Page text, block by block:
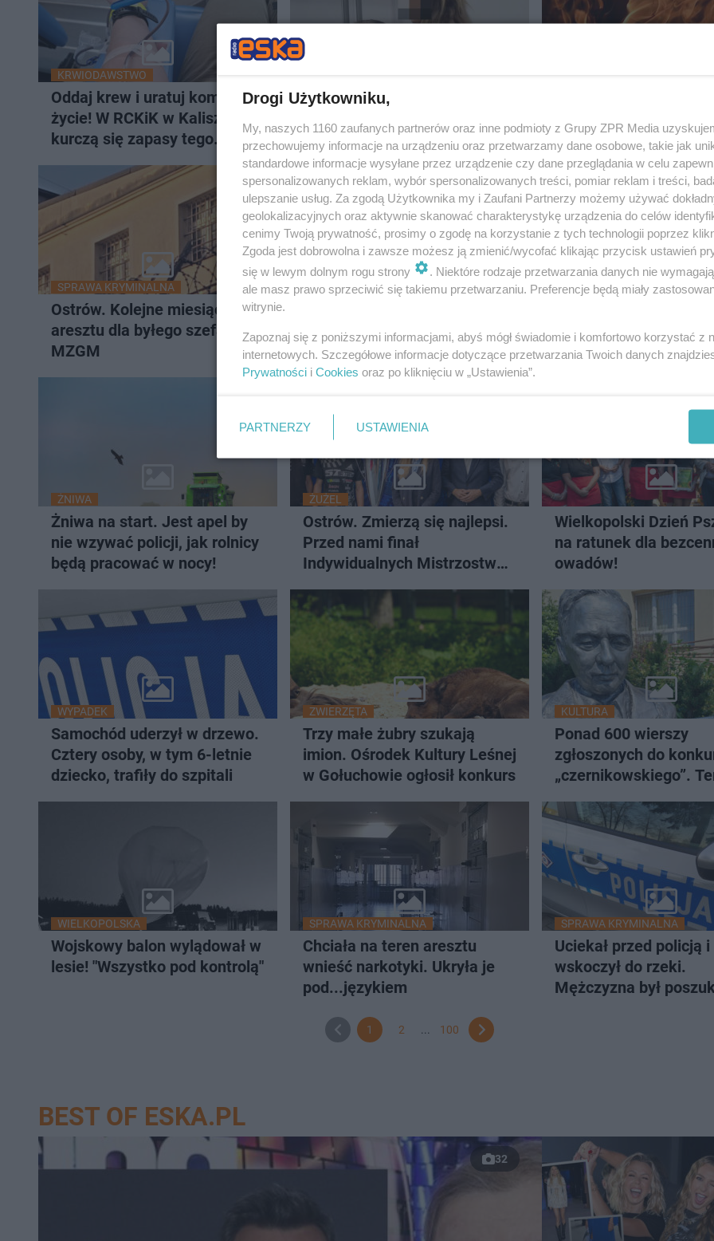
KRWIODAWSTWO
Oddaj krew i uratuj komuś
życie! W RCKiK w Kaliszu
kurczą się zapasy tego
Zabiła partnera nożem. Sąd
zdecydował ws. Klaudii K.
domu
SPRAWA KRYMINALNA
Ostrów. Kolejne miesiące
aresztu dla byłego szefa
MZGM
INWESTYCJE
drogę w Gostycznie
POLICJA
zgubił się w Polsce.
na obwodnicy
ŻNIWA
Żniwa na start. Jest apel by
nie wzywać policji, jak rolnicy
będą pracować w nocy!
ŻUŻEL
Ostrów. Zmierzą się najlepsi.
Przed nami finał
Indywidualnych Mistrzostw
Wielkopolski Dzień
na ratunek dla bezcennych
owadów!
WYPADEK
Samochód uderzył w drzewo.
Cztery osoby, w tym 6-letnie
dziecko, trafiły do szpitali
ZWIERZĘTA
Trzy małe żubry szukają
imion. Ośrodek Kultury Leśnej
w Gołuchowie ogłosił konkurs
KULTURA
Ponad 600 wierszy
zgłoszonych do
„czernikowskiego”.
WIELKOPOLSKA
Wojskowy balon wylądował w
lesie! "Wszystko pod kontrolą"
SPRAWA KRYMINALNA
Chciała na teren aresztu
wnieść narkotyki. Ukryła je
pod...językiem
SPRAWA KRYMINALNA
Uciekał przed policją i
wskoczył do rzeki.
Mężczyzna był
1 2 100
BEST OF ESKA.PL
32
Drogi Użytkowniku,
My, naszych 1160 zaufanych partnerów oraz inne podmioty z Grupy ZPR Media
przechowujemy informacje na urządzeniu oraz przetwarzamy dane osobowe, takie jak
standardowe informacje wysyłane przez urządzenie czy dane przeglądania w celu
spersonalizowanych reklam, wybór spersonalizowanych treści, pomiar reklam i treści,
ulepszanie usług. Za zgodą Użytkownika my i Zaufani Partnerzy możemy używać
geolokalizacyjnych oraz aktywnie skanować charakterystykę urządzenia do celów
cenimy Twoją prywatność, prosimy o zgodę na korzystanie z tych technologii poprzez
Zgoda jest dobrowolna i zawsze możesz ją zmienić/wycofać klikając przycisk ustawień
się w lewym dolnym rogu strony
. Niektóre rodzaje przetwarzania danych nie
ale masz prawo sprzeciwić się takiemu przetwarzaniu. Preferencje będą miały
witrynie.
Zapoznaj się z poniższymi informacjami, abyś mógł świadomie i komfortowo korzystać z
internetowych. Szczegółowe informacje dotyczące przetwarzania Twoich danych
Prywatności i Cookies oraz po kliknięciu w „Ustawienia”.
PARTNERZY USTAWIENIA